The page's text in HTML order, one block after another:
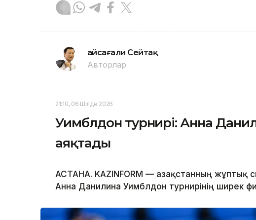
Ғайсағали Сейтақ
Авторлар
21:10, 06 Шілде 2026
Уимблдон турнирі: Анна
аяқтады
АСТАНА. KAZINFORM — Қазақстанның жұптық
Анна Данилина Уимблдон турнирінің ширек